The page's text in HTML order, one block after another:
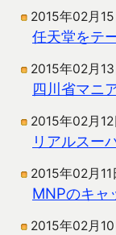
2015年02月15
任天堂をテ
2015年02月13
四川省マニ
2015年02月12
リアルスー
2015年02月11
MNPのキャ
2015年02月10